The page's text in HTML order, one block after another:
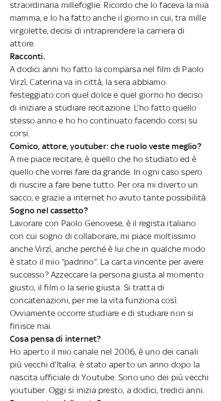
straordinaria millefoglie. Ricordo che lo faceva la mia
mamma, e lo ha fatto anche il giorno in cui, tra mille
virgolette, decisi di intraprendere la carriera di
attore.
Racconti.
A dodici anni ho fatto la comparsa nel film di Paolo
Virzì, Caterina va in città, la sera abbiamo
festeggiato con quel dolce e quel giorno ho deciso
di iniziare a studiare recitazione. L’ho fatto quello
stesso anno e ho ho continuato facendo corsi su
corsi.
Comico, attore, youtuber: che ruolo veste meglio?
A me piace recitare, è quello che ho studiato ed è
quello che vorrei fare da grande. In ogni caso spero
di riuscire a fare bene tutto. Per ora mi diverto un
sacco, e grazie a internet ho avuto tante possibilità.
Sogno nel cassetto?
Lavorare con Paolo Genovese, è il regista italiano
con cui sogno di collaborare, mi piace moltissimo
anche Virzì, anche perché è lui che in qualche modo
è stato il mio “padrino”. La carta vincente per avere
successo? Azzeccare la persona giusta al momento
giusto, il film o la serie giusta. Si tratta di
concatenazioni, per me la vita funziona così.
Ovviamente occorre studiare e di studiare non si
finisce mai.
Cosa pensa di internet?
Ho aperto il mio canale nel 2006, è uno dei canali
più vecchi d’Italia: è stato aperto un anno dopo la
nascita ufficiale di Youtube. Sono uno dei più vecchi
youtuber. Oggi si inizia presto, a dodici, tredici anni.